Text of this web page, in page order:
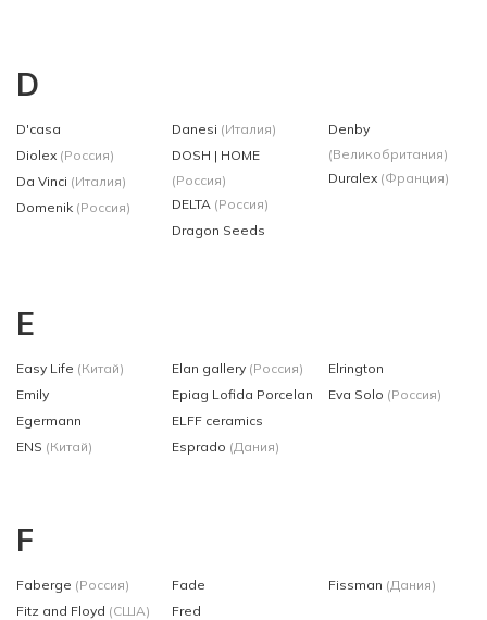
D
D'casa
Diolex (Россия)
Da Vinci (Италия)
Domenik (Россия)
Danesi (Италия)
DOSH | HOME
(Россия)
DELTA (Россия)
Dragon Seeds
Denby
(Великобритания)
Duralex (Франция)
E
Easy Life (Китай)
Emily
Egermann
ENS (Китай)
Elan gallery (Россия)
Epiag Lofida Porcelan
ELFF ceramics
Esprado (Дания)
Elrington
Eva Solo (Россия)
F
Faberge (Россия)
Fitz and Floyd (США)
Fade
Fred
Fissman (Дания)